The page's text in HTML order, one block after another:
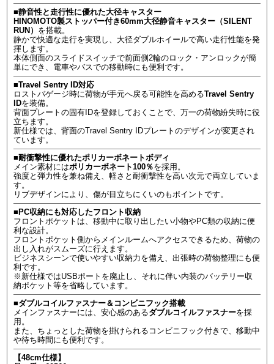
■静音性と走行性に優れた大径キャスター
HINOMOTO製ストッパー付き60mm大径静音キャスター（SILENT
RUN） を搭載。
静かで快適な走行を実現し、大径ダブルホイールで高い走行性能を発
揮します。
本体側面のスライドスイッチで前面側2輪のロック・アンロックが簡
単にでき、電車やバスでの移動時にも便利です。
■Travel Sentry ID対応
ロストバゲージ時に荷物が手元へ戻る可能性を高めるTravel Sentry
IDを装備。
背面プレートの固有IDを登録しておくことで、万一の荷物紛失時に役
立ちます。
新仕様では、背面のTravel Sentry IDプレートのデザインが変更され
ています。
■耐衝撃性に優れたポリカーボネートボディ
メイン素材にはポリカーボネート100％を採用。
強度と弾力性を兼ね備え、軽さと耐衝撃性を高い次元で両立していま
す。
リブデザインにより、傷が目立ちにくいのもポイントです。
■PC収納にも対応したフロント収納
フロントポケットは、移動中に取り出したい小物やPC類の収納に便
利な設計。
フロントポケット側からメインルームへアクセスできるため、荷物の
出し入れがスムーズに行えます。
ビジネスシーンで使いやすい収納力を備え、出張時の荷物整理にも便
利です。
※新仕様ではUSBポートを廃止し、それに伴い内装のバッテリー収
納ポケット等を省略しています。
■ダブルコイルファスナー＆コンビニフック搭載
メインファスナーには、安心感のあるダブルコイルファスナーを採
用。
また、ちょっとした荷物を掛けられるコンビニフック付きで、移動中
や待ち時間にも便利です。
【48cm仕様】